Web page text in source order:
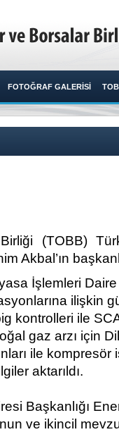
FOTOĞRAF GALERİSİ
(TOBB)
Akbal’ın
İşlemleri
ilişkin
kontrolleri ile
gaz arzı için
ile kompresör
aktarıldı.
Başkanlığı
ve ikincil